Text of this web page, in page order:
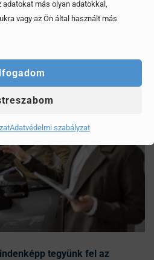
más olyan adatokkal,
vagy az Ön által használt más
Adatvédelmi szabályzat
tegyünk fel az